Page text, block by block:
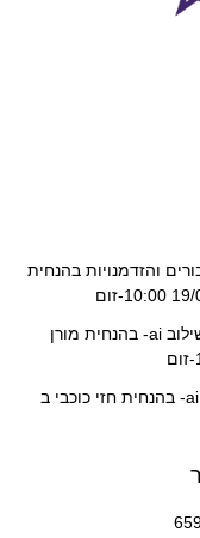
והזדמנויות בהנחית
סדנא- הכנה לראיון עבודה בשילוב ai- בהנחית מורן
סדנא- עולם עבודה בעידן ה- ai- בהנחית חזי כוכבי ב